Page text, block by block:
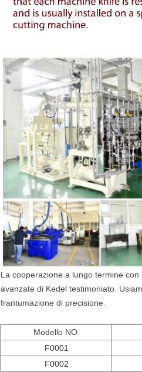
La cooperazione a lungo termine
avanzate di Kedel testimoniato.
frantumazione di precisione.
Modello NO.
F0001
F0002